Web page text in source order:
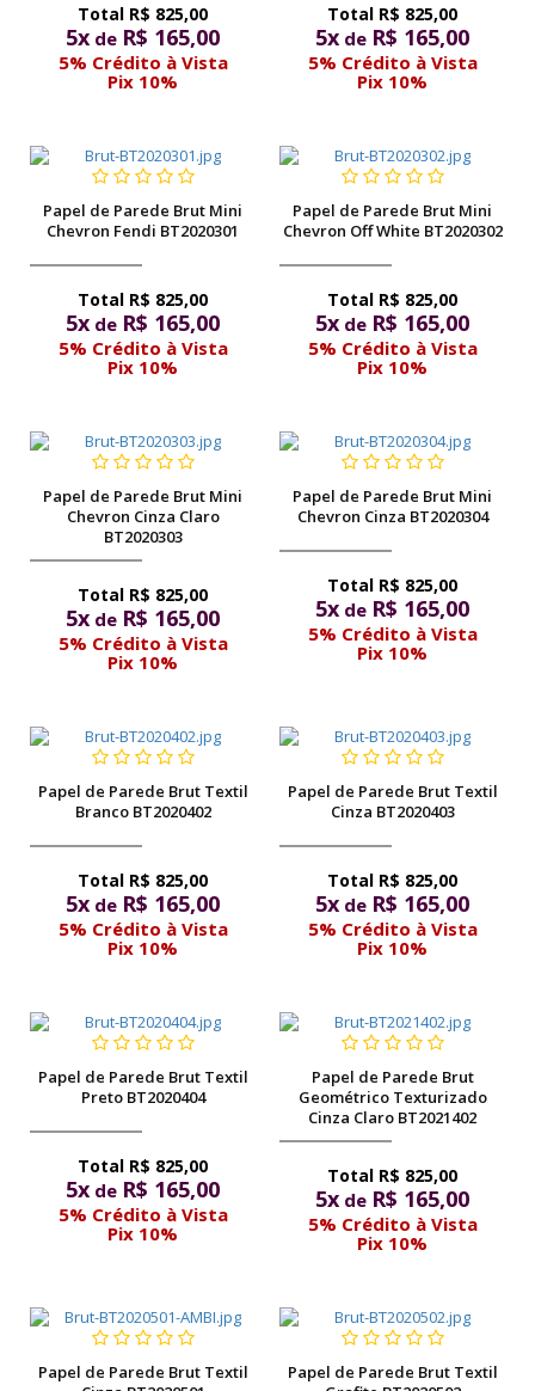
R$ 825,00
5x de R$ 165,00
5% Crédito à Vista
Pix 10%
R$ 825,00
5x de R$ 165,00
5% Crédito à Vista
Pix 10%
Papel de Parede Brut Mini
Chevron Fendi BT2020301
R$ 825,00
5x de R$ 165,00
5% Crédito à Vista
Pix 10%
Papel de Parede Brut Mini
Chevron Off White BT2020302
R$ 825,00
5x de R$ 165,00
5% Crédito à Vista
Pix 10%
Papel de Parede Brut Mini
Chevron Cinza Claro
BT2020303
R$ 825,00
5x de R$ 165,00
5% Crédito à Vista
Pix 10%
Papel de Parede Brut Mini
Chevron Cinza BT2020304
R$ 825,00
5x de R$ 165,00
5% Crédito à Vista
Pix 10%
Papel de Parede Brut Textil
Branco BT2020402
R$ 825,00
5x de R$ 165,00
5% Crédito à Vista
Pix 10%
Papel de Parede Brut Textil
Cinza BT2020403
R$ 825,00
5x de R$ 165,00
5% Crédito à Vista
Pix 10%
Papel de Parede Brut Textil
Preto BT2020404
R$ 825,00
5x de R$ 165,00
5% Crédito à Vista
Pix 10%
Papel de Parede Brut
Geométrico Texturizado
Cinza Claro BT2021402
R$ 825,00
5x de R$ 165,00
5% Crédito à Vista
Pix 10%
Papel de Parede Brut Textil
Papel de Parede Brut Textil